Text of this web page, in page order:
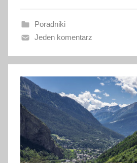
a
n
5
s
t
y
n
i
Poradniki
Jeden komentarz